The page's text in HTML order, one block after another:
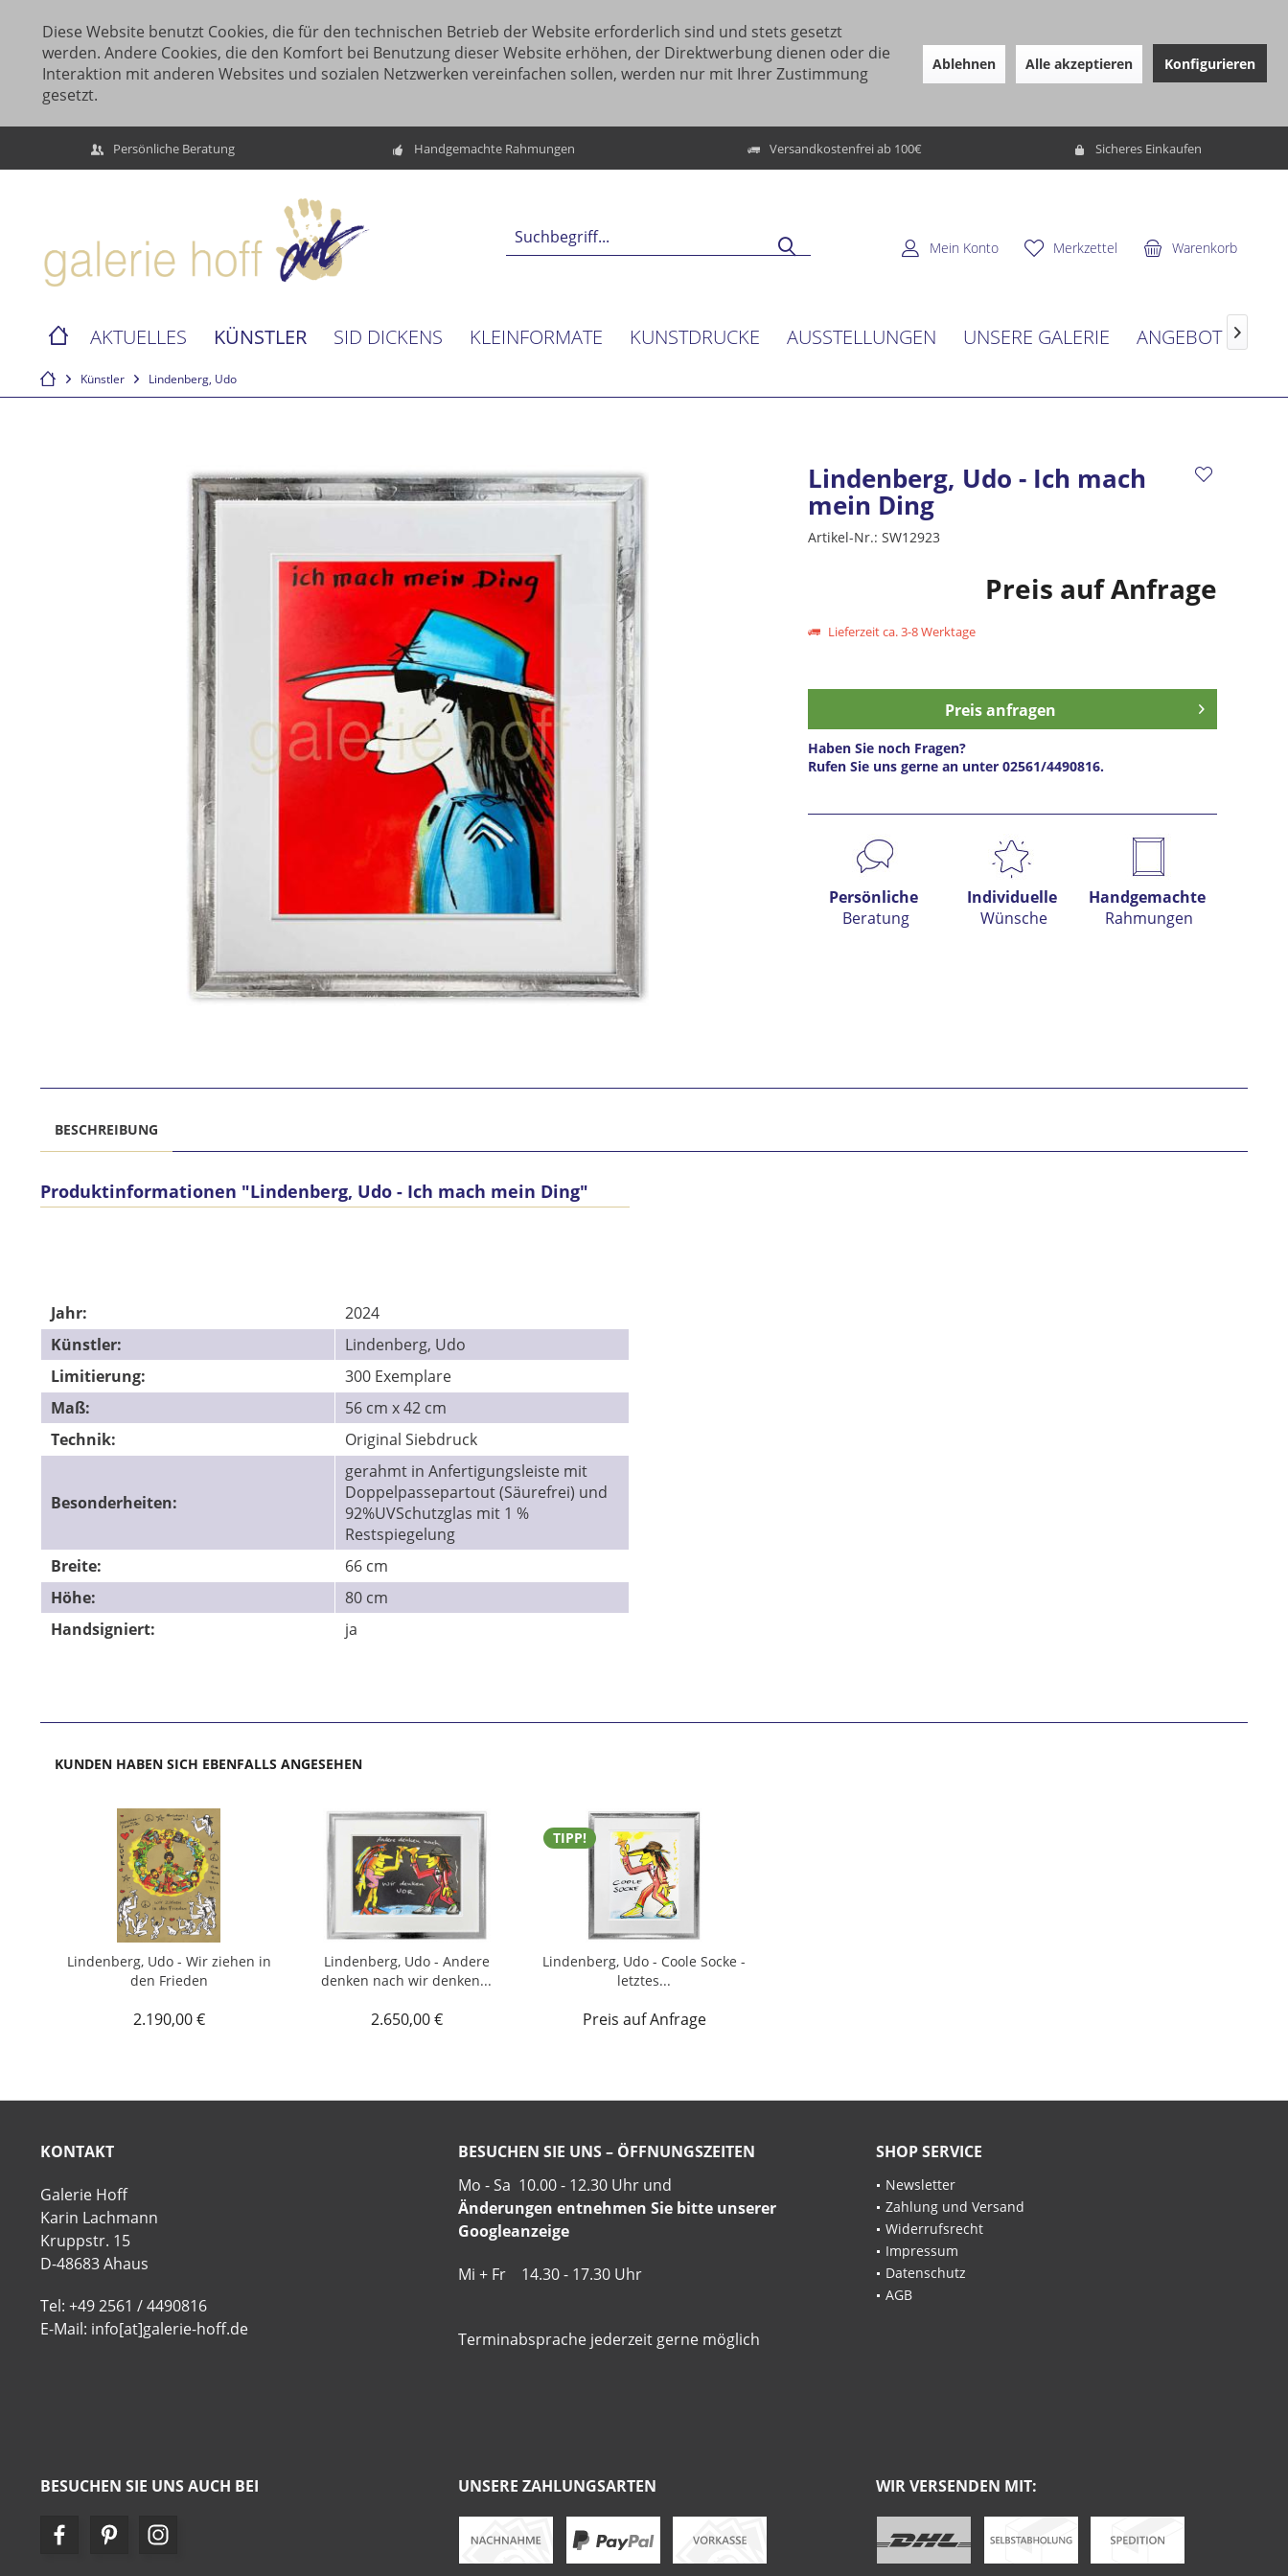
Diese Website benutzt Cookies, die für den technischen Betrieb der Website erforderlich sind und stets gesetzt
werden. Andere Cookies, die den Komfort bei Benutzung dieser Website erhöhen, der Direktwerbung dienen oder die
Interaktion mit anderen Websites und sozialen Netzwerken vereinfachen sollen, werden nur mit Ihrer Zustimmung
gesetzt.
Ablehnen Alle akzeptieren Konfigurieren
Persönliche Beratung Handgemachte Rahmungen Versandkostenfrei ab 100€ Sicheres Einkaufen
Warenkorb
Merkzettel
Mein Konto
AKTUELLES KÜNSTLER SID DICKENS KLEINFORMATE KUNSTDRUCKE AUSSTELLUNGEN UNSERE GALERIE ANGEBOT 
Künstler Lindenberg, Udo
Lindenberg, Udo - Ich mach
mein Ding
Artikel-Nr.: SW12923
Preis auf Anfrage
Lieferzeit ca. 3-8 Werktage
Preis anfragen
Haben Sie noch Fragen?
Rufen Sie uns gerne an unter 02561/4490816.
Preis anfragen
Persönliche
Beratung
Individuelle
Wünsche
Handgemachte
Rahmungen
BESCHREIBUNG
Produktinformationen "Lindenberg, Udo - Ich mach mein Ding"
Jahr:
2024
Künstler:
Lindenberg, Udo
Limitierung:
300 Exemplare
Maß:
56 cm x 42 cm
Technik:
Original Siebdruck
Besonderheiten:
gerahmt in Anfertigungsleiste mit
Doppelpassepartout (Säurefrei) und
92%UVSchutzglas mit 1 %
Restspiegelung
Breite:
66 cm
Höhe:
80 cm
Handsigniert:
ja
KUNDEN HABEN SICH EBENFALLS ANGESEHEN
Lindenberg, Udo - Wir ziehen in
den Frieden
2.190,00 €
Lindenberg, Udo - Andere
denken nach wir denken...
2.650,00 €
TIPP!
Lindenberg, Udo - Coole Socke -
letztes...
Preis auf Anfrage
KONTAKT
Galerie Hoff
Karin Lachmann
Kruppstr. 15
D-48683 Ahaus
Tel: +49 2561 / 4490816
E-Mail: info[at]galerie-hoff.de
BESUCHEN SIE UNS – ÖFFNUNGSZEITEN
Mo - Sa 10.00 - 12.30 Uhr und
Änderungen entnehmen Sie bitte unserer
Googleanzeige
Mi + Fr 14.30 - 17.30 Uhr
Terminabsprache jederzeit gerne möglich
SHOP SERVICE
Newsletter
Zahlung und Versand
Widerrufsrecht
Impressum
Datenschutz
AGB
BESUCHEN SIE UNS AUCH BEI UNSERE ZAHLUNGSARTEN WIR VERSENDEN MIT: